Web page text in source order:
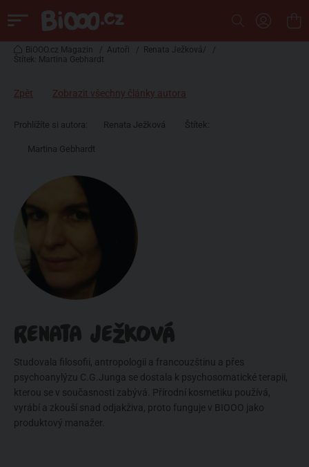
BiOOO.cz Magazin / Autoři / Renata Ježková/
/
Štítek: Martina Gebhardt
Zpět Zobrazit všechny články autora
Prohlížíte si autora: Renata Ježková Štítek:
Martina Gebhardt
RENATA JEŽKOVÁ
Studovala filosofii, antropologii a francouzštinu a přes
psychoanylýzu C.G.Junga se dostala k psychosomatické terapii,
kterou se v současnosti zabývá. Přírodní kosmetiku používá,
vyrábí a zkouší snad odjakživa, proto funguje v BIOOO jako
produktový manažer.